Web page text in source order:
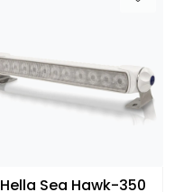
Hella Sea Hawk-350